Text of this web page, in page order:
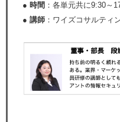
● 時間 ：各単元共に9:30～
● 講師 ：ワイズコサルテ